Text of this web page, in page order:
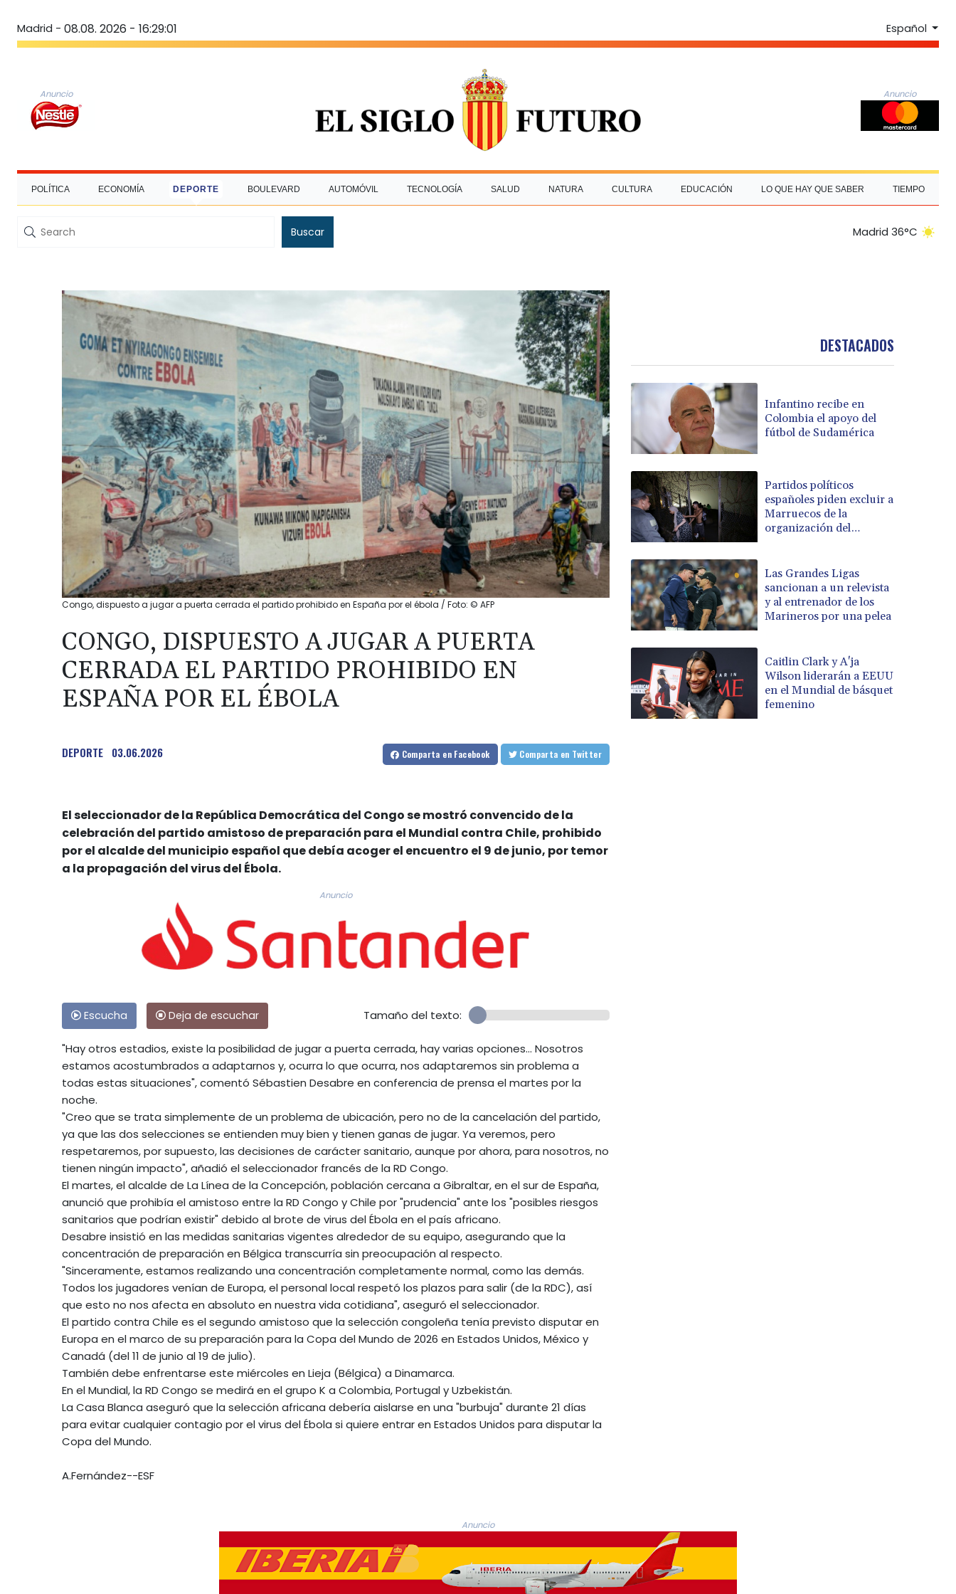
Madrid - 08.08. 2026 - 16:29:01 Español
Anuncio Anuncio
POLÍTICA ECONOMÍA DEPORTE BOULEVARD AUTOMÓVIL TECNOLOGÍA SALUD NATURA CULTURA EDUCACIÓN LO QUE HAY QUE SABER TIEMPO
Buscar Madrid 36°C
Congo, dispuesto a jugar a puerta cerrada el partido prohibido en España por el ébola / Foto: © AFP
CONGO, DISPUESTO A JUGAR A PUERTA
CERRADA EL PARTIDO PROHIBIDO EN
ESPAÑA POR EL ÉBOLA
DEPORTE 03.06.2026 Comparta en Facebook Comparta en Twitter
El seleccionador de la República Democrática del Congo se mostró convencido de la
celebración del partido amistoso de preparación para el Mundial contra Chile, prohibido
por el alcalde del municipio español que debía acoger el encuentro el 9 de junio, por temor
a la propagación del virus del Ébola.
Anuncio
Escucha Deja de escuchar Tamaño del texto:
"Hay otros estadios, existe la posibilidad de jugar a puerta cerrada, hay varias opciones... Nosotros
estamos acostumbrados a adaptarnos y, ocurra lo que ocurra, nos adaptaremos sin problema a
todas estas situaciones", comentó Sébastien Desabre en conferencia de prensa el martes por la
noche.
"Creo que se trata simplemente de un problema de ubicación, pero no de la cancelación del partido,
ya que las dos selecciones se entienden muy bien y tienen ganas de jugar. Ya veremos, pero
respetaremos, por supuesto, las decisiones de carácter sanitario, aunque por ahora, para nosotros, no
tienen ningún impacto", añadió el seleccionador francés de la RD Congo.
El martes, el alcalde de La Línea de la Concepción, población cercana a Gibraltar, en el sur de España,
anunció que prohibía el amistoso entre la RD Congo y Chile por "prudencia" ante los "posibles riesgos
sanitarios que podrían existir" debido al brote de virus del Ébola en el país africano.
Desabre insistió en las medidas sanitarias vigentes alrededor de su equipo, asegurando que la
concentración de preparación en Bélgica transcurría sin preocupación al respecto.
"Sinceramente, estamos realizando una concentración completamente normal, como las demás.
Todos los jugadores venían de Europa, el personal local respetó los plazos para salir (de la RDC), así
que esto no nos afecta en absoluto en nuestra vida cotidiana", aseguró el seleccionador.
El partido contra Chile es el segundo amistoso que la selección congoleña tenía previsto disputar en
Europa en el marco de su preparación para la Copa del Mundo de 2026 en Estados Unidos, México y
Canadá (del 11 de junio al 19 de julio).
También debe enfrentarse este miércoles en Lieja (Bélgica) a Dinamarca.
En el Mundial, la RD Congo se medirá en el grupo K a Colombia, Portugal y Uzbekistán.
La Casa Blanca aseguró que la selección africana debería aislarse en una "burbuja" durante 21 días
para evitar cualquier contagio por el virus del Ébola si quiere entrar en Estados Unidos para disputar la
Copa del Mundo.
A.Fernández--ESF
DESTACADOS
Infantino recibe en
Colombia el apoyo del
fútbol de Sudamérica
Partidos políticos
españoles piden excluir a
Marruecos de la
organización del
Las Grandes Ligas
sancionan a un relevista
y al entrenador de los
Marineros por una pelea
Caitlin Clark y A'ja
Wilson liderarán a EEUU
en el Mundial de básquet
femenino
Anuncio